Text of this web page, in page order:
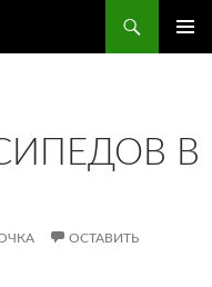
В
ОСТАВИТЬ